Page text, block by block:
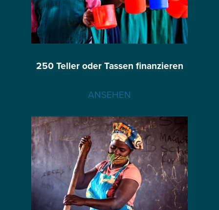
250 Teller oder Tassen finanzieren
ANSEHEN